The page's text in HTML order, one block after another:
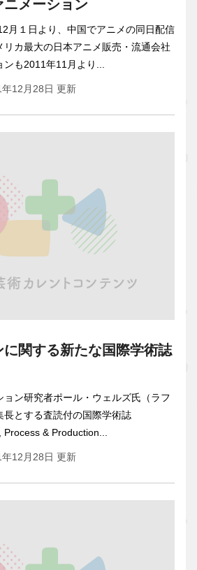
ニメーション
月１日より、中国でアニメの同日配信
リカ最大の日本アニメ販売・流通会社
ンも2011年11月より...
12月28日 更新
に関する新たな国際学術誌
ョン研究者ポール・ウェルズ氏（ラフ
長とする査読付の国際学術誌
Process & Production...
12月28日 更新